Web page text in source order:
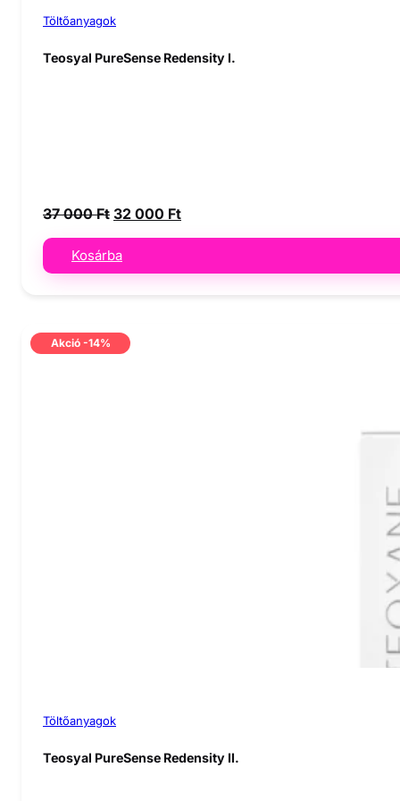
Töltőanyagok
Teosyal PureSense Redensity I.
37 000Ft Original
was:
37
32 000 FtCurrent
32
Kosárba
Akció -14%
Töltőanyagok
Teosyal PureSense Redensity II.